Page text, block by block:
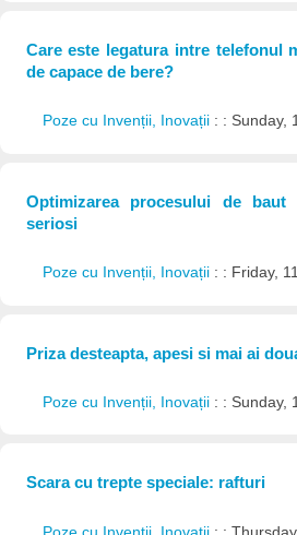
Care este legatura intre telefonul
de capace de bere?
Poze cu Invenții, Inovații : : Sunday,
Optimizarea procesului de
seriosi
Poze cu Invenții, Inovații : : Friday,
Priza desteapta, apesi si mai ai
Poze cu Invenții, Inovații : : Sunday,
Scara cu trepte speciale: rafturi